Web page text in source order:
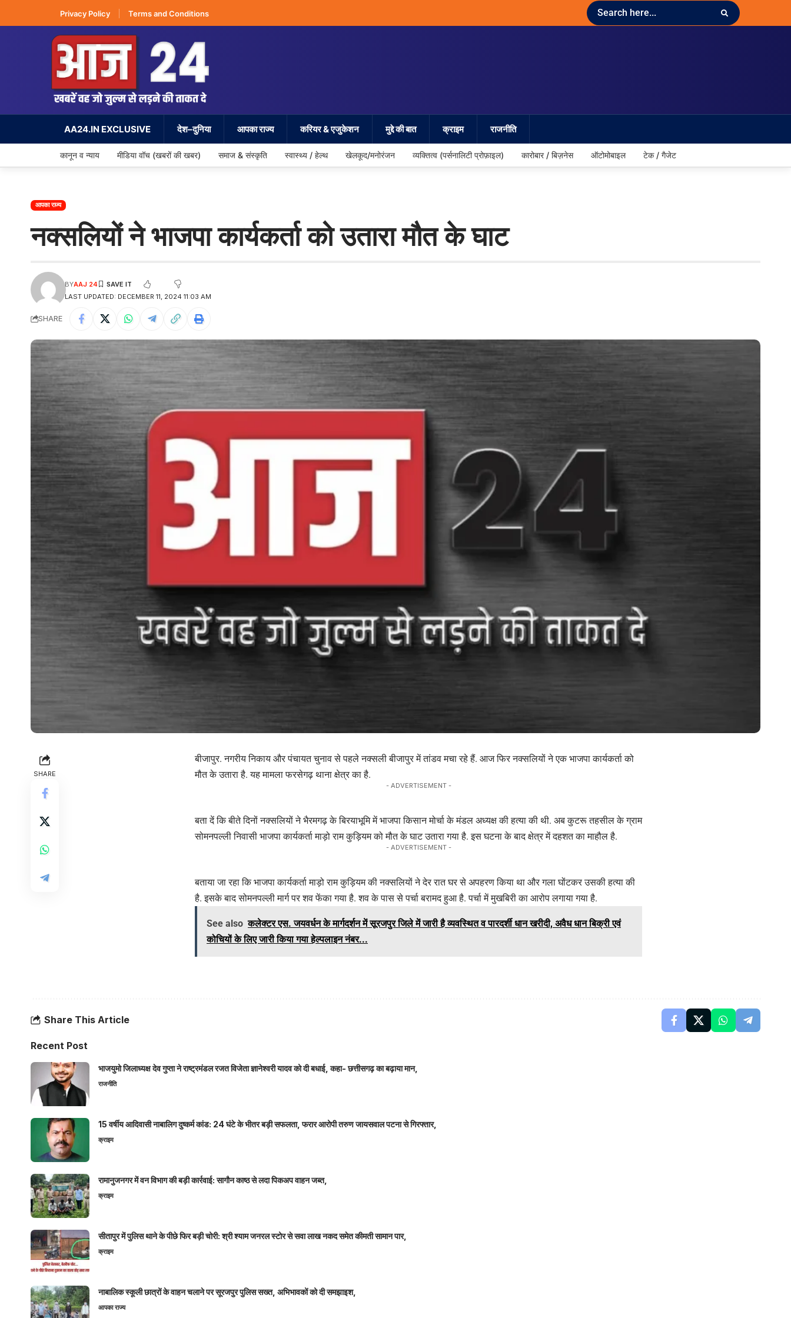
Privacy Policy Terms and Conditions
AA24.IN EXCLUSIVE देश–दुनिया आपका राज्य करियर & एजुकेशन मुद्दे की बात क्राइम राजनीति
कानून व न्याय मीडिया वॉच (खबरों की खबर) समाज & संस्कृति स्वास्थ्य / हेल्थ खेलकूद/मनोरंजन व्यक्तित्व (पर्सनालिटी प्रोफ़ाइल) कारोबार / बिज़नेस ऑटोमोबाइल टेक / गैजेट
आपका राज्य
नक्सलियों ने भाजपा कार्यकर्ता को उतारा मौत के घाट
LAST UPDATED: DECEMBER 11, 2024 11:03 AM
BYAAJ 24
SHARE
SHARE
बीजापुर. नगरीय निकाय और पंचायत चुनाव से पहले नक्सली बीजापुर में तांडव मचा रहे हैं. आज फिर नक्सलियों ने एक भाजपा कार्यकर्ता को
मौत के उतारा है. यह मामला फरसेगढ़ थाना क्षेत्र का है.
- ADVERTISEMENT -
बता दें कि बीते दिनों नक्सलियों ने भैरमगढ़ के बिरयाभूमि में भाजपा किसान मोर्चा के मंडल अध्यक्ष की हत्या की थी. अब कुटरू तहसील के ग्राम
सोमनपल्ली निवासी भाजपा कार्यकर्ता माड़ो राम कुड़ियम को मौत के घाट उतारा गया है. इस घटना के बाद क्षेत्र में दहशत का माहौल है.
- ADVERTISEMENT -
बताया जा रहा कि भाजपा कार्यकर्ता माड़ो राम कुड़ियम की नक्सलियों ने देर रात घर से अपहरण किया था और गला घोंटकर उसकी हत्या की
है. इसके बाद सोमनपल्ली मार्ग पर शव फेंका गया है. शव के पास से पर्चा बरामद हुआ है. पर्चा में मुखबिरी का आरोप लगाया गया है.
See also कलेक्टर एस. जयवर्धन के मार्गदर्शन में सूरजपुर जिले में जारी है व्यवस्थित व पारदर्शी धान खरीदी, अवैध धान बिक्री एवं
कोचियों के लिए जारी किया गया हेल्पलाइन नंबर...
Share This Article
Recent Post
भाजयुमो जिलाध्यक्ष देव गुप्ता ने राष्ट्रमंडल रजत विजेता ज्ञानेश्वरी यादव को दी बधाई, कहा- छत्तीसगढ़ का बढ़ाया मान,
राजनीति
15 वर्षीय आदिवासी नाबालिग दुष्कर्म कांड: 24 घंटे के भीतर बड़ी सफलता, फरार आरोपी तरुण जायसवाल पटना से गिरफ्तार,
क्राइम
रामानुजनगर में वन विभाग की बड़ी कार्रवाई: सागौन काष्ठ से लदा पिकअप वाहन जब्त,
क्राइम
सीतापुर में पुलिस थाने के पीछे फिर बड़ी चोरी: श्री श्याम जनरल स्टोर से सवा लाख नकद समेत कीमती सामान पार,
क्राइम
नाबालिक स्कूली छात्रों के वाहन चलाने पर सूरजपुर पुलिस सख्त, अभिभावकों को दी समझाइश,
आपका राज्य